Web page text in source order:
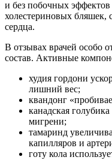
и без побочных
холестериновых бляшек,
сердца.
В отзывах врачей особо
состав. Активные
худия гордони
лишний вес;
квандонг
канадская
мигрени;
тамаринд
капилляров и
готу кола